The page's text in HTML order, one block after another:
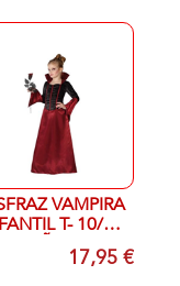
VAMPIRA
T- 10/12
AÑOS17,95 €